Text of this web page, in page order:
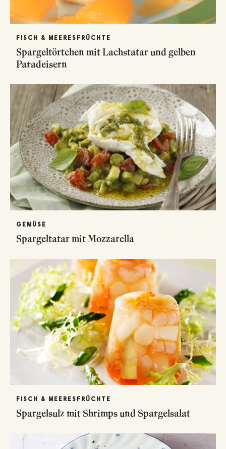
FISCH & MEERESFRÜCHTE
Spargeltörtchen mit Lachstatar und gelben
Paradeisern
GEMÜSE
Spargeltatar mit Mozzarella
FISCH & MEERESFRÜCHTE
Spargelsulz mit Shrimps und Spargelsalat